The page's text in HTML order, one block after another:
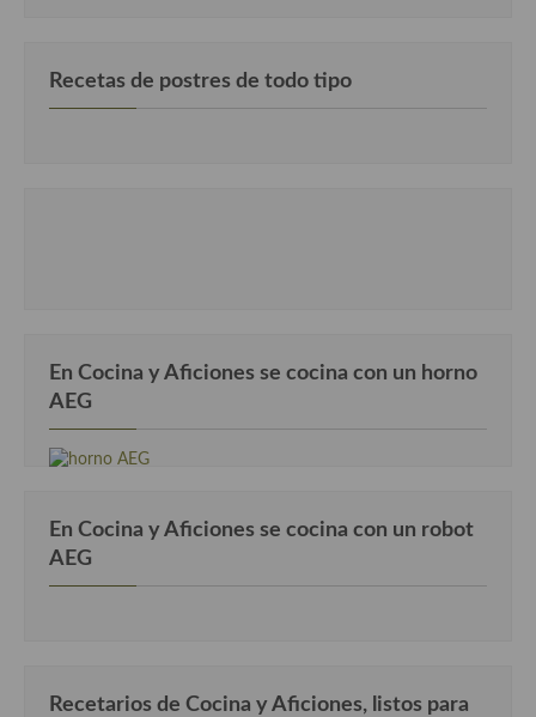
Recetas de postres de todo tipo
En Cocina y Aficiones se cocina con un horno
AEG
En Cocina y Aficiones se cocina con un robot
AEG
Recetarios de Cocina y Aficiones, listos para